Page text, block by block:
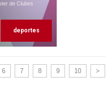
de Clubes
deportes
6 7 8 9 10 >